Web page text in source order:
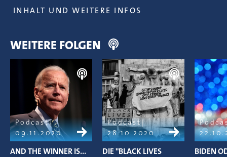
INHALT UND WEITERE INFOS
WEITERE FOLGEN
Podcast
09.11.2020
AND THE WINNER IS...
Podcast
28.10.2020
DIE "BLACK LIVES
BIDEN